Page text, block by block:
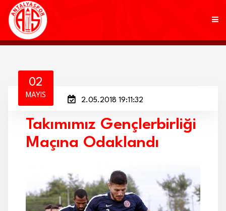
KULÜP
AKADEMİ
MARKALAR
BRANŞLAR
02
MAYIS
2.05.2018 19:11:32
Takımımız Gençlerbirliği
Maçına Odaklandı